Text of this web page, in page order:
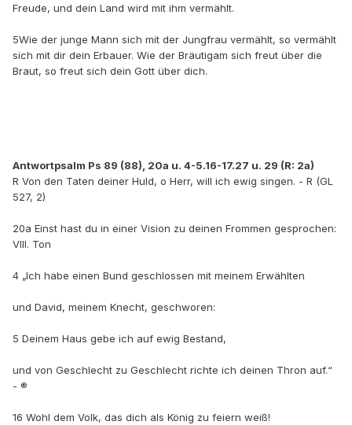
Freude, und dein Land wird mit ihm vermählt.
5Wie der junge Mann sich mit der Jungfrau vermählt, so vermählt
sich mit dir dein Erbauer. Wie der Bräutigam sich freut über die
Braut, so freut sich dein Gott über dich.
Antwortpsalm Ps 89 (88), 20a u. 4-5.16-17.27 u. 29 (R: 2a)
R Von den Taten deiner Huld, o Herr, will ich ewig singen. - R (GL
527, 2)
20a Einst hast du in einer Vision zu deinen Frommen gesprochen:
VIII. Ton
4 „Ich habe einen Bund geschlossen mit meinem Erwählten
und David, meinem Knecht, geschworen:
5 Deinem Haus gebe ich auf ewig Bestand,
und von Geschlecht zu Geschlecht richte ich deinen Thron auf.“
- ®
16 Wohl dem Volk, das dich als König zu feiern weiß!